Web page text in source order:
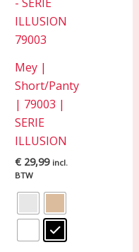
Mey |
Short/Panty
| 79003 |
SERIE
ILLUSION
€29,99 incl.
BTW